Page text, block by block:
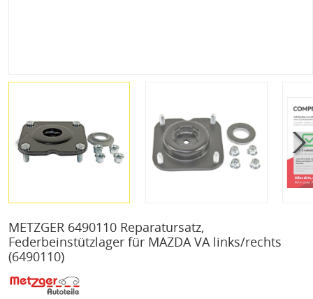
METZGER 6490110 Reparatursatz,
Federbeinstützlager für MAZDA VA links/rechts
(6490110)